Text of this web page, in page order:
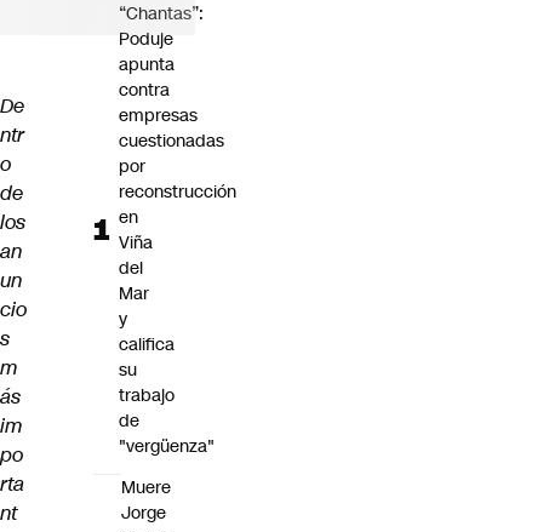
De
ntr
o
de
los
an
un
cio
s
m
ás
im
po
rta
nt
“Chantas”:
Poduje
apunta
contra
empresas
cuestionadas
por
reconstrucción
en
Viña
del
Mar
y
califica
su
trabajo
de
"vergüenza"
Muere
Jorge